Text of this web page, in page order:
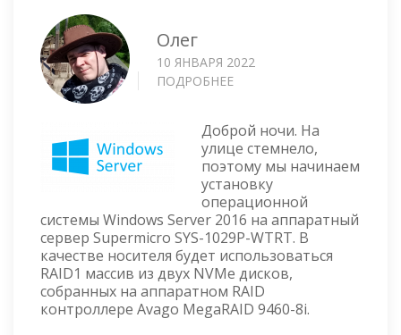
Олег
10 ЯНВАРЯ 2022
ПОДРОБНЕЕ
SERVER
2016
НА
СЕРВЕР
SUPERMICRO
С
КОНТРОЛЛЕРОМ
MEGARAID
9460-
8I
Доброй ночи. На
улице стемнело,
поэтому мы начинаем
установку
операционной
системы Windows Server 2016 на аппаратный
сервер Supermicro SYS-1029P-WTRT. В
качестве носителя будет использоваться
RAID1 массив из двух NVMe дисков,
собранных на аппаратном RAID
контроллере Avago MegaRAID 9460-8i.